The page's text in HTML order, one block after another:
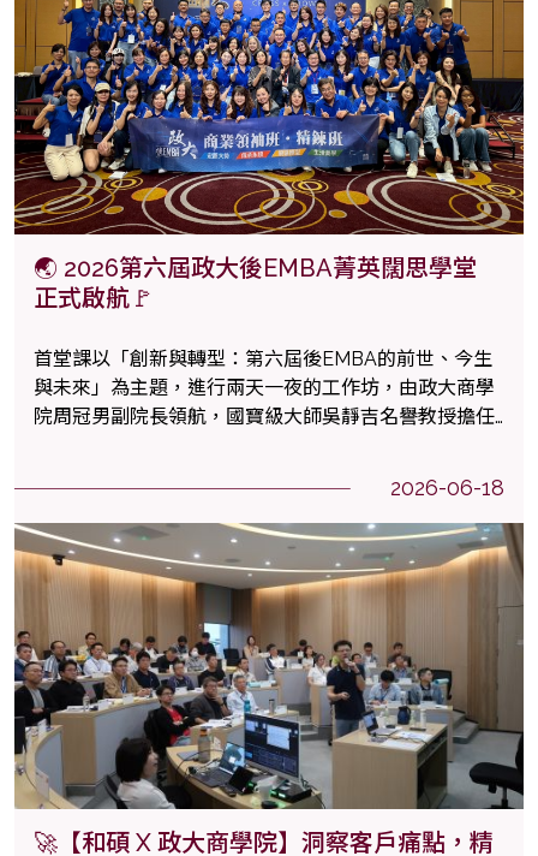
🌏 2026第六屆政大後EMBA菁英闊思學堂
正式啟航🚩
首堂課以「創新與轉型：第六屆後EMBA的前世、今生
與未來」為主題，進行兩天一夜的工作坊，由政大商學
院周冠男副院長領航，國寶級大師吳靜吉名譽教授擔任
為特邀講座共同參與！來自不同產業領域的領導者齊聚
2026-06-18
🚀【和碩 X 政大商學院】洞察客戶痛點，精